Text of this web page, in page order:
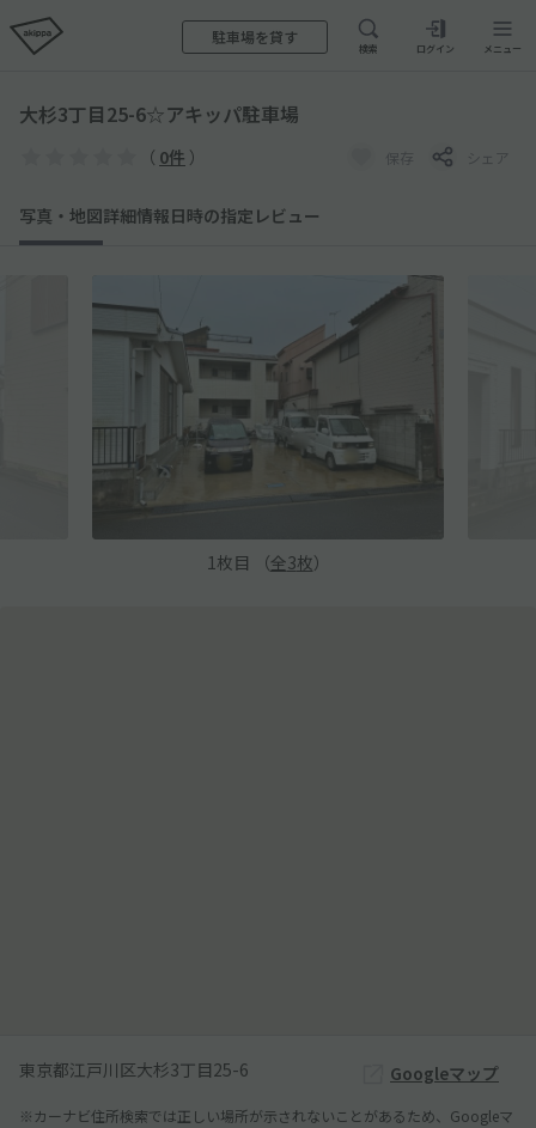
駐車場を貸す
検索 ログイン メニュー
大杉3丁目25-6☆アキッパ駐車場
（ 0件 ） 保存 シェア
写真・地図詳細情報日時の指定 レビュー
1 枚目 （全3枚）
東京都江戸川区大杉3丁目25-6 Googleマップ
※カーナビ住所検索では正しい場所が示されないことがあるため、Googleマ